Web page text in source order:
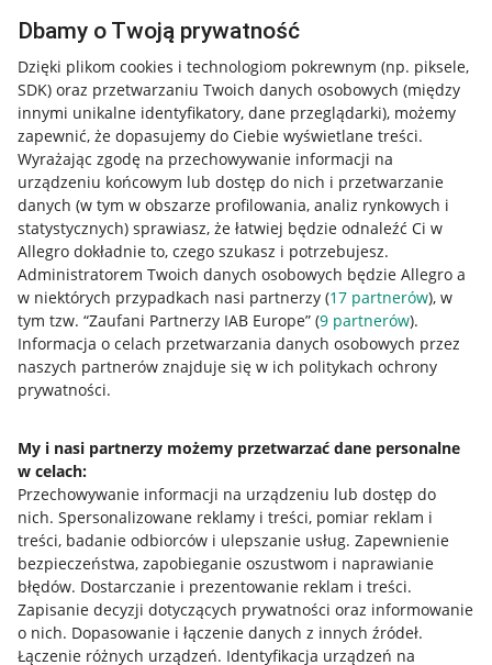
Dbamy o Twoją prywatność
Dzięki plikom cookies i technologiom pokrewnym (np. piksele,
SDK) oraz przetwarzaniu Twoich danych osobowych (między
innymi unikalne identyfikatory, dane przeglądarki), możemy
zapewnić, że dopasujemy do Ciebie wyświetlane treści.
Wyrażając zgodę na przechowywanie informacji na
urządzeniu końcowym lub dostęp do nich i przetwarzanie
danych (w tym w obszarze profilowania, analiz rynkowych i
statystycznych) sprawiasz, że łatwiej będzie odnaleźć Ci w
Allegro dokładnie to, czego szukasz i potrzebujesz.
Administratorem Twoich danych osobowych będzie Allegro a
w niektórych przypadkach nasi partnerzy (17 partnerów), w
tym tzw. “Zaufani Partnerzy IAB Europe” (9 partnerów).
Informacja o celach przetwarzania danych osobowych przez
naszych partnerów znajduje się w ich politykach ochrony
prywatności.
My i nasi partnerzy możemy przetwarzać dane personalne
w celach:
Przechowywanie informacji na urządzeniu lub dostęp do
nich. Spersonalizowane reklamy i treści, pomiar reklam i
treści, badanie odbiorców i ulepszanie usług. Zapewnienie
bezpieczeństwa, zapobieganie oszustwom i naprawianie
błędów. Dostarczanie i prezentowanie reklam i treści.
Zapisanie decyzji dotyczących prywatności oraz informowanie
o nich. Dopasowanie i łączenie danych z innych źródeł.
Łączenie różnych urządzeń. Identyfikacja urządzeń na
Przydatne informacje
Jak to działa
Napisz do nas
Allegro Gadane dla sprzedających
Mapa miejscowości
Informacje prawne
Regulamin
Polityka plików "cookies"
Ustawienia plików "cookies"